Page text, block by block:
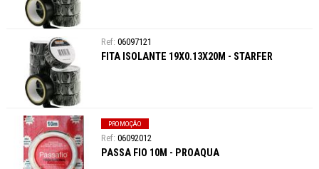
06097121
FITA ISOLANTE 19X0.13X20M - STARFER
PROMOÇÃO
06092012
PASSA FIO 10M - PROAQUA